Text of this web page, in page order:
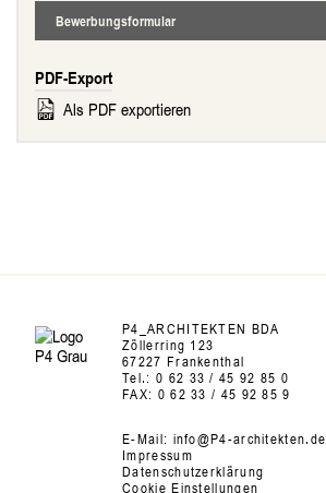
Bewerbungsformular
PDF-Export
Als PDF exportieren
P4_ARCHITEKTEN BDA
Zöllerring 123
67227 Frankenthal
Tel.: 0 62 33 / 45 92 85 0
FAX: 0 62 33 / 45 92 85 9
E-Mail: info@P4-architekten.de
Impressum
Datenschutzerklärung
Cookie Einstellungen